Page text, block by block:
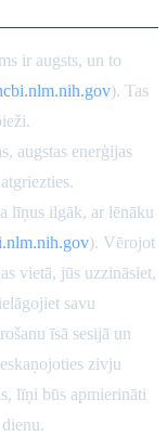
ir augsts, un to
). Tas
augstas enerģijas
līņus ilgāk, ar lēnāku
). Vērojot
vietā, jūs uzzināsiet,
savu
īsā sesijā un
zivju
līņi būs apmierināti